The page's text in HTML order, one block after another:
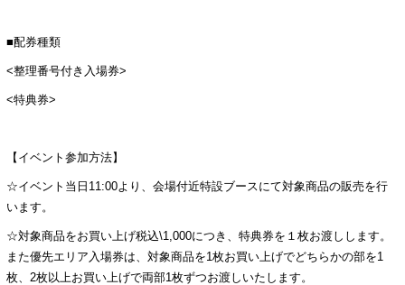
■配券種類
<整理番号付き入場券>
<特典券>
【イベント参加方法】
☆イベント当日11:00より、会場付近特設ブースにて対象商品の販売を行
います。
☆対象商品をお買い上げ税込\1,000につき、特典券を１枚お渡しします。
また優先エリア入場券は、対象商品を1枚お買い上げでどちらかの部を1
枚、2枚以上お買い上げで両部1枚ずつお渡しいたします。